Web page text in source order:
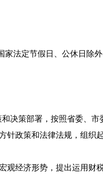
家法定节假日、公休日除外
策部署，按照省委、市
政策和法律法规，组织
经济形势，提出运用财